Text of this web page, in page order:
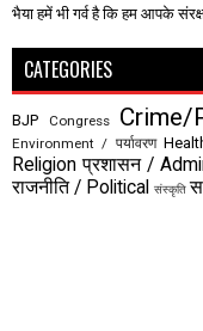
भैया हमें भी गर्व है कि हम आपके
CATEGORIES
BJP Congress Crime/
Environment / पर्यावरण
Religion प्रशासन /
राजनीति / Political संस्कृति